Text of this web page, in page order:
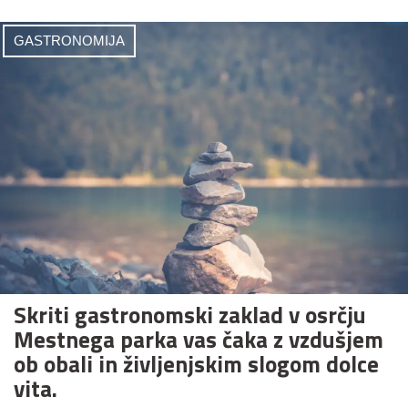
GASTRONOMIJA
Skriti gastronomski zaklad v osrčju
Mestnega parka vas čaka z vzdušjem
ob obali in življenjskim slogom dolce
vita.